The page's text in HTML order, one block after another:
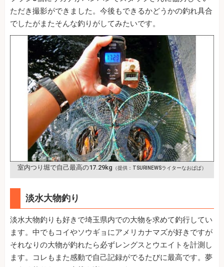
ただき撮影ができました。今後もできるかどうかの釣れ具合
でしたがまたそんな釣りがしてみたいです。
室内つり堀で自己最高の17.29kg （提供：TSURINEWSライターなおぱぱ）
淡水大物釣り
淡水大物釣りも好きで埼玉県内での大物を求めて釣行してい
ます。中でもコイやソウギョにアメリカナマズが好きですが
それなりの大物が釣れたら必ずレングスとウエイトを計測し
ます。コレもまた感動で自己記録がでるたびに最高です。夢